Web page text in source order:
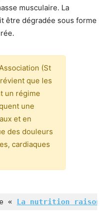
musculaire. La
être dégradée sous forme
(St
que les
un régime
une
et en
des douleurs
cardiaques
« La nutrition